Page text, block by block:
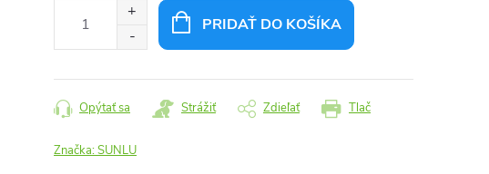
PRIDAŤ DO KOŠÍKA
Tlač
Opýtať sa Strážiť Zdieľať
Značka:SUNLU